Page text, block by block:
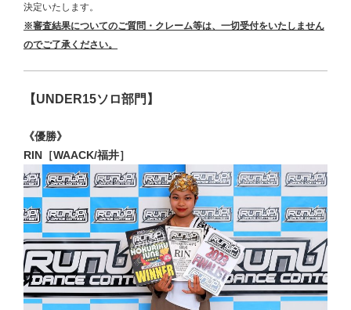
決定いたします。
※審査結果についてのご質問・クレーム等は、一切受付をいたしません
のでご了承ください。
【UNDER15ソロ部門】
《優勝》
RIN［WAACK/福井］